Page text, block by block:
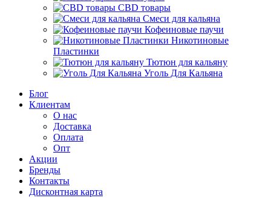
CBD товары
Cмеси для кальяна
Кофеиновые паучи
Никотиновые
Пластинки
Тютюн для кальяну
Уголь Для Кальяна
Блог
Клиентам
О нас
Доставка
Оплата
Опт
Акции
Бренды
Контакты
Дисконтная карта